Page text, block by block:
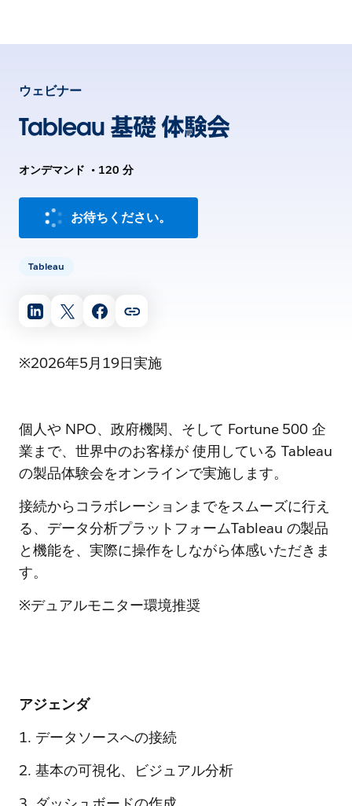
ウェビナー
Tableau 基礎 体験会
オンデマンド • 120 分
お待ちください。
Tableau
※2026年5月19日実施
個人や NPO、政府機関、そして Fortune 500 企
業まで、世界中のお客様が 使用している Tableau
の製品体験会をオンラインで実施します。
接続からコラボレーションまでをスムーズに行え
る、データ分析プラットフォームTableau の製品
と機能を、実際に操作をしながら体感いただきま
す。
※デュアルモニター環境推奨
アジェンダ
1. データソースへの接続
2. 基本の可視化、ビジュアル分析